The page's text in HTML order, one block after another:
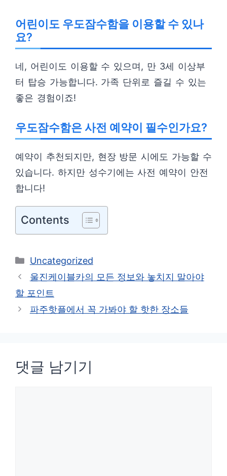
어린이도 우도잠수함을 이용할 수 있나
요?
네, 어린이도 이용할 수 있으며, 만 3세 이상부
터 탑승 가능합니다. 가족 단위로 즐길 수 있는
좋은 경험이죠!
우도잠수함은 사전 예약이 필수인가요?
예약이 추천되지만, 현장 방문 시에도 가능할 수
있습니다. 하지만 성수기에는 사전 예약이 안전
합니다!
Contents
카
테
리
Uncategorized
울진케이블카의 모든 정보와 놓치지 말아야
할 포인트
파주핫플에서 꼭 가봐야 할 핫한 장소들
댓글 남기기